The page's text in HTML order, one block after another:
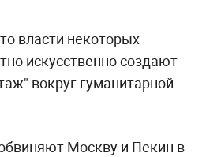
власти некоторых
искусственно создают
вокруг гуманитарной
Москву и Пекин в